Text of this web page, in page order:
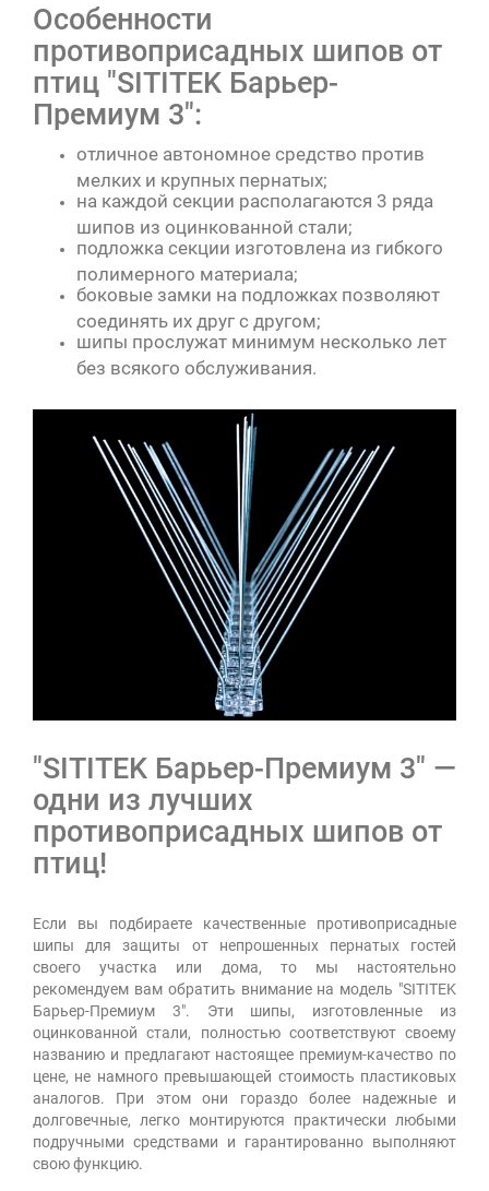
Особенности
противоприсадных шипов от
птиц "SITITEK Барьер-
Премиум 3":
отличное автономное средство против
мелких и крупных пернатых;
на каждой секции располагаются 3 ряда
шипов из оцинкованной стали;
подложка секции изготовлена из гибкого
полимерного материала;
боковые замки на подложках позволяют
соединять их друг с другом;
шипы прослужат минимум несколько лет
без всякого обслуживания.
"SITITEK Барьер-Премиум 3" —
одни из лучших
противоприсадных шипов от
птиц!
Если вы подбираете качественные противоприсадные
шипы для защиты от непрошенных пернатых гостей
своего участка или дома, то мы настоятельно
рекомендуем вам обратить внимание на модель "SITITEK
Барьер-Премиум 3". Эти шипы, изготовленные из
оцинкованной стали, полностью соответствуют своему
названию и предлагают настоящее премиум-качество по
цене, не намного превышающей стоимость пластиковых
аналогов. При этом они гораздо более надежные и
долговечные, легко монтируются практически любыми
подручными средствами и гарантированно выполняют
свою функцию.